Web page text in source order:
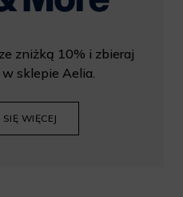
zniżką 10% i zbieraj
sklepie Aelia.
WIĘCEJ